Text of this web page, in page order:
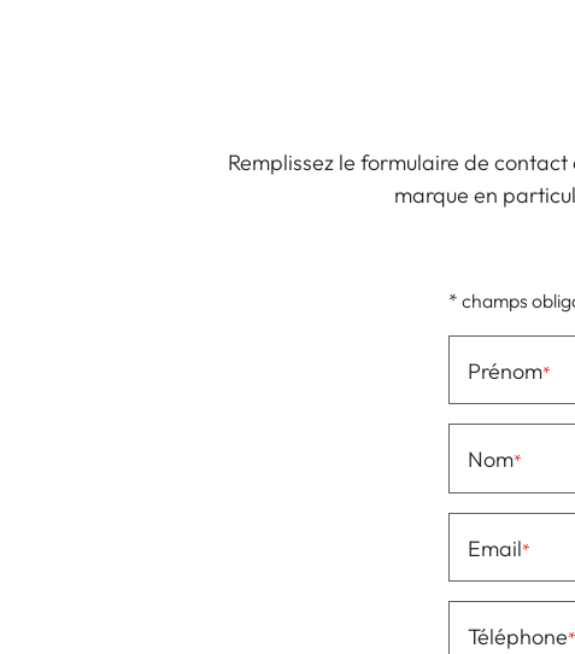
Remplissez le formulaire de
marque en
* champs
Prénom
Nom
Email
Téléphone